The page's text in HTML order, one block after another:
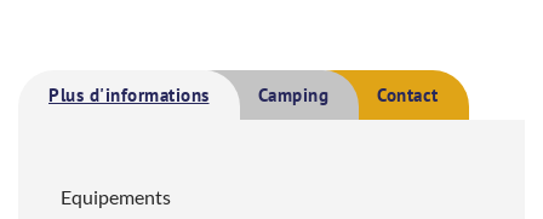
Plus d'informations Camping Contact
Equipements